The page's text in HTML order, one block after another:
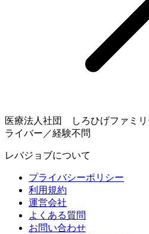
医療法人社団 しろひげファミリ
ライバー／経験不問
レバジョブについて
プライバシーポリシー
利用規約
運営会社
よくある質問
お問い合わせ